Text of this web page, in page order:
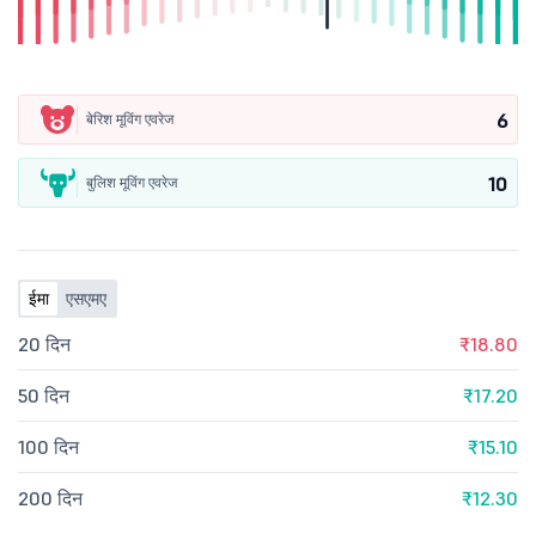
बेरिश मूविंग एवरेज 6
बुलिश मूविंग एवरेज 10
ईमा एसएमए
20 दिन ₹18.80
50 दिन ₹17.20
100 दिन ₹15.10
200 दिन ₹12.30